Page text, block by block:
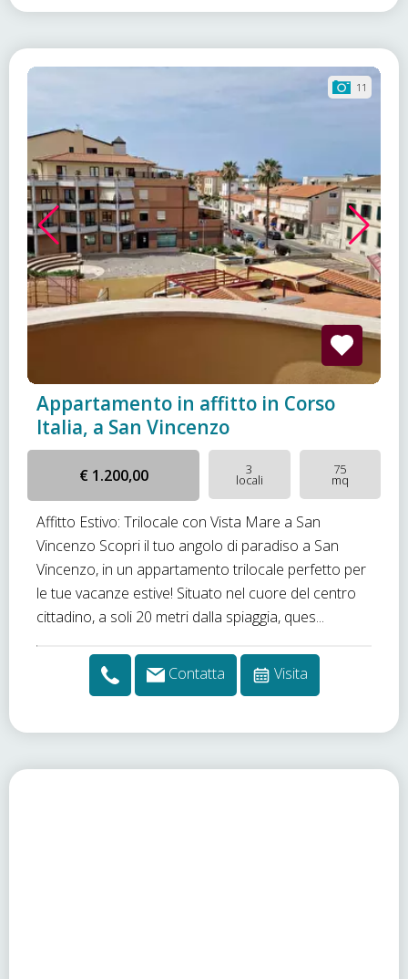
11
Appartamento in affitto in Corso
Italia, a San Vincenzo
€ 1.200,00 3
locali
75
mq
Affitto Estivo: Trilocale con Vista Mare a San
Vincenzo Scopri il tuo angolo di paradiso a San
Vincenzo, in un appartamento trilocale perfetto per
le tue vacanze estive! Situato nel cuore del centro
cittadino, a soli 20 metri dalla spiaggia, ques...
Contatta Visita